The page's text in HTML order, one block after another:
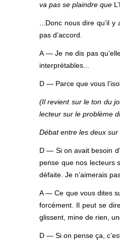
va pas se plaindre que
...Donc nous dire qu’il
pas d’accord.
A — Je ne dis pas
interprétables...
D — Parce que vous
(Il revient sur le ton du
lecteur sur le problème
Débat entre les deux
D — Si on avait besoin
pense que nos lecteurs
défaite. Je n’aimerais
A — Ce que vous dites
forcément. Il peut se
glissent, mine de rien,
D — Si on pense ça,